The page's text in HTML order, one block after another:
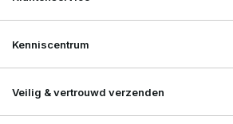
Kenniscentrum
Veilig & vertrouwd verzenden